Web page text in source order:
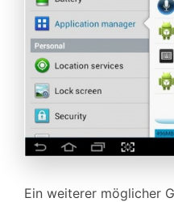
Ein weiterer möglicher